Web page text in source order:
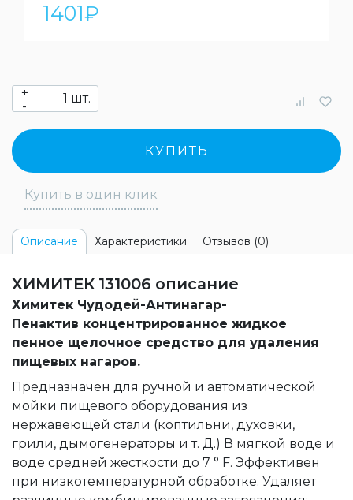
1401₽
+
-
шт.
КУПИТЬ
Купить в один клик
Описание Характеристики Отзывов (0)
ХИМИТЕК 131006 описание
Химитек Чудодей-Антинагар-
Пенактив концентрированное жидкое
пенное щелочное средство для удаления
пищевых нагаров.
Предназначен для ручной и автоматической
мойки пищевого оборудования из
нержавеющей стали (коптильни, духовки,
грили, дымогенераторы и т. Д.) В мягкой воде и
воде средней жесткости до 7 ° F. Эффективен
при низкотемпературной обработке. Удаляет